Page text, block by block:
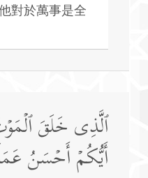
對於萬事是全
ٱلَّذِی خَلَقَ
أَیُّكُمۡ أَحۡسَنُ